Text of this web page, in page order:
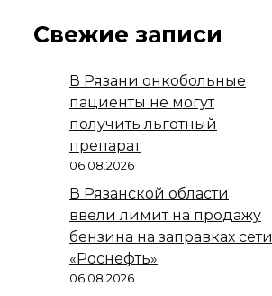
Свежие записи
В Рязани онкобольные
пациенты не могут
получить льготный
препарат
06.08.2026
В Рязанской области
ввели лимит на продажу
бензина на заправках сети
«Роснефть»
06.08.2026